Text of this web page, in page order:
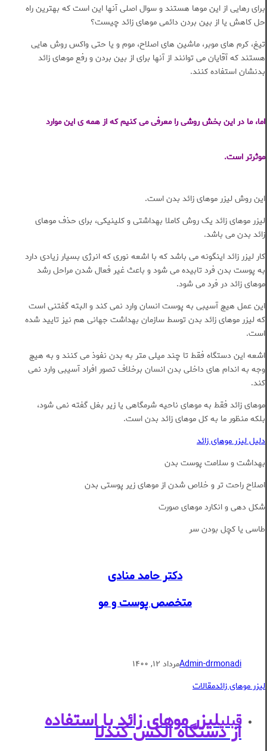
برای رهایی از این موها هستند و سوال اصلی آنها این است که بهترین راه
حل کاهش یا از بین بردن دائمی موهای زائد چیست؟
تیغ، کرم های موبر، ماشین های اصلاح، موم و یا حتی واکس روش هایی
هستند که آقایان می توانند از آنها برای از بین بردن و رفع موهای زائد
بدنشان استفاده کنند.
اما، ما در این بخش روشی را معرفی می کنیم که از همه ی این موارد
موثرتر است.
این روش لیزر موهای زائد بدن است.
لیزر موهای زائد یک روش کاملا بهداشتی و کلینیکی، برای حذف موهای
زائد بدن می باشد.
کار لیزر زائد اینگونه می باشد که با اشعه نوری که انرژی بسیار زیادی دارد
به پوست بدن فرد تابیده می شود و باعث غیر فعال شدن مراحل رشد
موهای زائد در فرد می شود.
این عمل هیچ آسیبی به پوست انسان وارد نمی کند و البته گفتنی است
که لیزر موهای زائد بدن توسط سازمان بهداشت جهانی هم نیز تایید شده
است.
اشعه این دستگاه فقط تا چند میلی متر به بدن نفوذ می کنند و به هیچ
وجه به اندام های داخلی بدن انسان برخلاف تصور افراد آسیبی وارد نمی
کند.
موهای زائد فقط به موهای ناحیه شرمگاهی یا زیر بغل گفته نمی شود،
بلکه منظور ما به کل موهای زائد بدن است.
دلیل لیزر موهای زائد
بهداشت و سلامت پوست بدن
اصلاح راحت تر و خلاص شدن از موهای زیر پوستی بدن
شکل دهی و انکارد موهای صورت
طاسی یا کچل بودن سر
دکتر حامد منادی
متخصص پوست و مو
Admin-drmonadiمرداد ۱۲, ۱۴۰۰
لیزر موهای زائدمقالات
قبلیلیزر موهای زائد با استفاده
از دستگاه الکس کندلا